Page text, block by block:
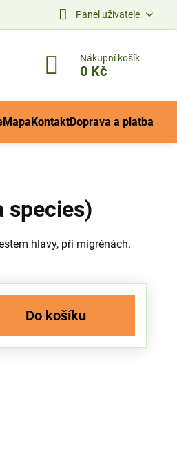
Panel uživatele
Nákupní košík
0 Kč
MapaKontaktDoprava a platba
species)
hlavy, při migrénách.
Do košíku